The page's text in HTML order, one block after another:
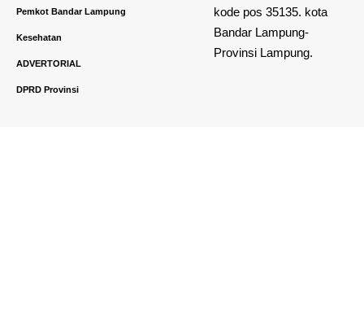
Pemkot Bandar Lampung
Kesehatan
ADVERTORIAL
DPRD Provinsi
kode pos 35135. kota
Bandar Lampung-
Provinsi Lampung.